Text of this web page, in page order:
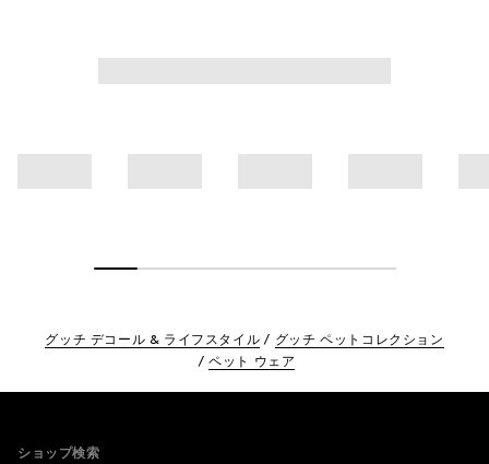
グッチ デコール & ライフスタイル
グッチ ペットコレクション
ペット ウェア
ショップ検索